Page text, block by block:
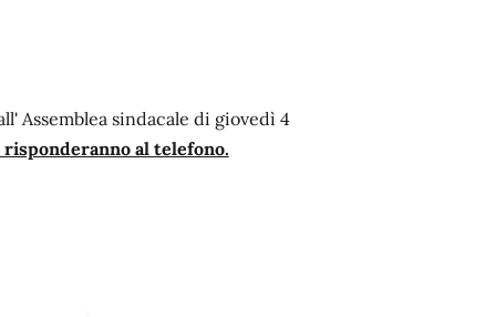
Assemblea sindacale di giovedì 4
al telefono.